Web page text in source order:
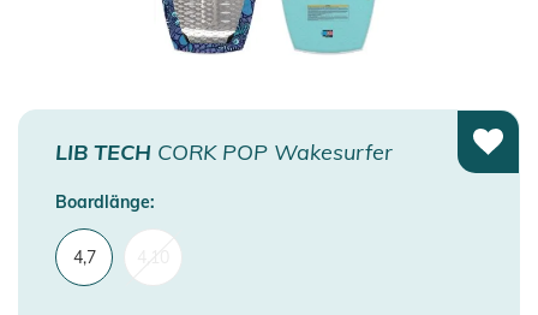
LIB TECH CORK POP Wakesurfer
Boardlänge:
4,7